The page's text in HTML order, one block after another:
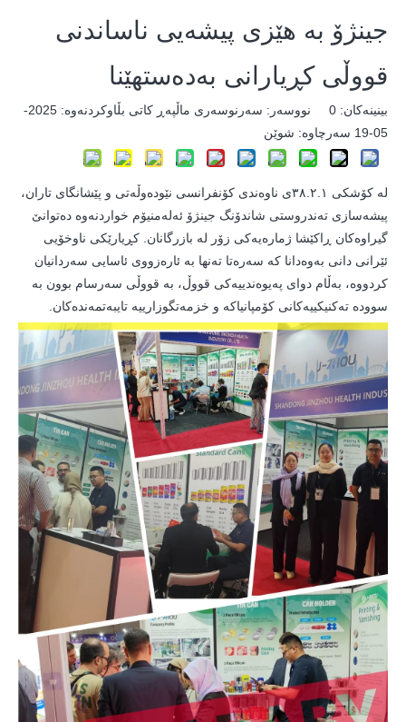
جینژۆ بە هێزی پیشەیی ناساندنی
قووڵی کڕیارانی بەدەستهێنا
بینینەکان: 0
نووسەر: سەرنوسەری ماڵپەڕ کاتی بڵاوکردنەوە: 2025-
05-19 سەرچاوە:
شوێن
لە کۆشکی ٣٨.٢.١ی ناوەندی کۆنفرانسی نێودەوڵەتی و پێشانگای تاران،
پیشەسازی تەندروستی شاندۆنگ جینژۆ ئەلەمنیۆم خواردنەوە دەتوانێ
گیراوەکان ڕاکێشا ژمارەیەکی زۆر لە بازرگانان. کڕیارێکی ناوخۆیی
ئێرانی دانی بەوەدانا کە سەرەتا تەنها بە ئارەزووی ئاسایی سەردانیان
کردووە، بەڵام دوای پەیوەندییەکی قووڵ، بە قووڵی سەرسام بوون بە
سوودە تەکنیکییەکانی کۆمپانیاکە و خزمەتگوزارییە تایبەتمەندەکان.